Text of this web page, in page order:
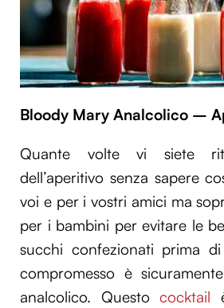
Bloody Mary Analcolico –
Quante volte vi siete
dell’aperitivo senza sapere
voi e per i vostri amici ma
per i bambini per evitare le
succhi confezionati prima
compromesso è
analcolico. Questococktail